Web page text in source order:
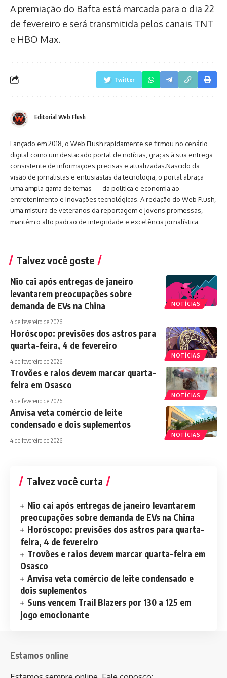
A premiação do Bafta está marcada para o dia 22
de fevereiro e será transmitida pelos canais TNT
e HBO Max.
Twitter
Editorial Web Flush
Lançado em 2018, o Web Flush rapidamente se firmou no cenário
digital como um destacado portal de notícias, graças à sua entrega
consistente de informações precisas e atualizadas.Nascido da
visão de jornalistas e entusiastas da tecnologia, o portal abraça
uma ampla gama de temas — da política e economia ao
entretenimento e inovações tecnológicas. A redação do Web Flush,
uma mistura de veteranos da reportagem e jovens promessas,
mantém o alto padrão de integridade e excelência jornalística.
Talvez você goste
NOTÍCIAS
Nio cai após entregas de janeiro
levantarem preocupações sobre
demanda de EVs na China
4 de fevereiro de 2026
NOTÍCIAS
Horóscopo: previsões dos astros para
quarta-feira, 4 de fevereiro
4 de fevereiro de 2026
NOTÍCIAS
Trovões e raios devem marcar quarta-
feira em Osasco
4 de fevereiro de 2026
NOTÍCIAS
Anvisa veta comércio de leite
condensado e dois suplementos
4 de fevereiro de 2026
Talvez você curta
Nio cai após entregas de janeiro levantarem
preocupações sobre demanda de EVs na China
Horóscopo: previsões dos astros para quarta-
feira, 4 de fevereiro
Trovões e raios devem marcar quarta-feira em
Osasco
Anvisa veta comércio de leite condensado e
dois suplementos
Suns vencem Trail Blazers por 130 a 125 em
jogo emocionante
Estamos online